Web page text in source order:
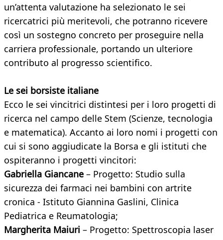
un’attenta valutazione ha selezionato le sei
ricercatrici più meritevoli, che potranno ricevere
così un sostegno concreto per proseguire nella
carriera professionale, portando un ulteriore
contributo al progresso scientifico.
Le sei borsiste italiane
Ecco le sei vincitrici distintesi per i loro progetti di
ricerca nel campo delle Stem (Scienze, tecnologia
e matematica). Accanto ai loro nomi i progetti con
cui si sono aggiudicate la Borsa e gli istituti che
ospiteranno i progetti vincitori:
Gabriella Giancane – Progetto: Studio sulla
sicurezza dei farmaci nei bambini con artrite
cronica - Istituto Giannina Gaslini, Clinica
Pediatrica e Reumatologia;
Margherita Maiuri – Progetto: Spettroscopia laser